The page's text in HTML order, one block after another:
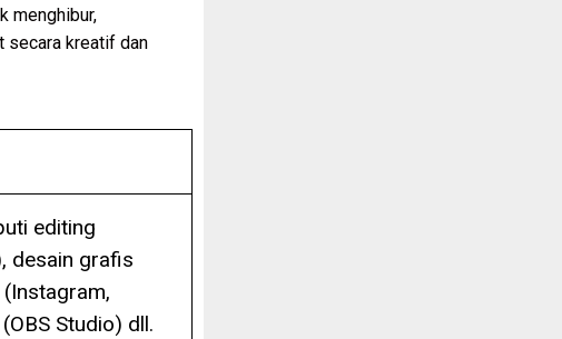
menghibur,
secara kreatif dan
editing
desain grafis
Studio) dll.